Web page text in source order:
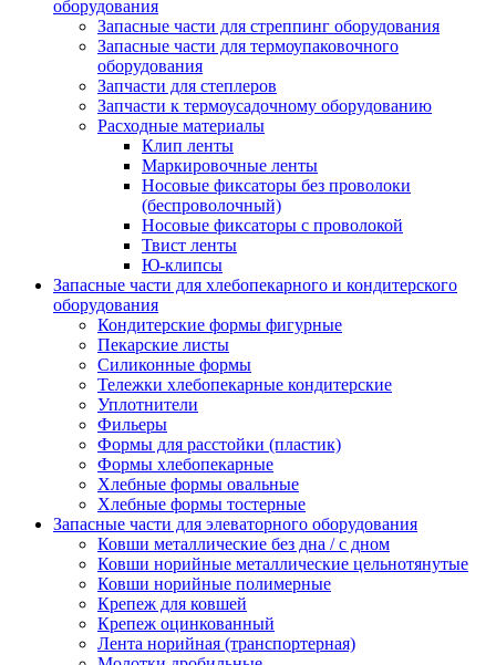
оборудования
Запасные части для стреппинг оборудования
Запасные части для термоупаковочного
оборудования
Запчасти для степлеров
Запчасти к термоусадочному оборудованию
Расходные материалы
Клип ленты
Маркировочные ленты
Носовые фиксаторы без проволоки
(беспроволочный)
Носовые фиксаторы с проволокой
Твист ленты
Ю-клипсы
Запасные части для хлебопекарного и кондитерского
оборудования
Кондитерские формы фигурные
Пекарские листы
Силиконные формы
Тележки хлебопекарные кондитерские
Уплотнители
Фильеры
Формы для расстойки (пластик)
Формы хлебопекарные
Хлебные формы овальные
Хлебные формы тостерные
Запасные части для элеваторного оборудования
Ковши металлические без дна / с дном
Ковши норийные металлические цельнотянутые
Ковши норийные полимерные
Крепеж для ковшей
Крепеж оцинкованный
Лента норийная (транспортерная)